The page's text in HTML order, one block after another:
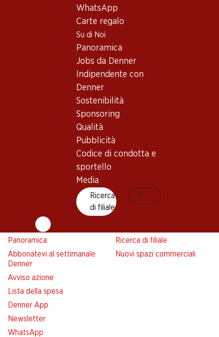
WhatsApp
Carte regalo
Su di Noi
Panoramica
Jobs da Denner
Indipendente con
Denner
Sostenibilità
Sponsoring
Qualità
Pubblicità
Codice di condotta e
sportello
Media
Ricerca
di filiale
4 Prodotti
In alto
Con la newsletter di Denner si rimane sempre aggiornati. Si
Panoramica
Abbonatevi al settimanale
Denner
Avviso azione
Lista della spesa
Denner App
Newsletter
WhatsApp
Ricerca di filiale
Nuovi spazi commerciali